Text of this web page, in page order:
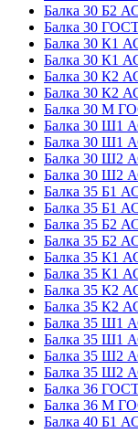
Балка 30 Б2
Балка 30
Балка 30 К1
Балка 30 К1
Балка 30 К2
Балка 30 К2
Балка 30 М
Балка 30 Ш1
Балка 30 Ш1
Балка 30 Ш2
Балка 30 Ш2
Балка 35 Б1
Балка 35 Б1
Балка 35 Б2
Балка 35 Б2
Балка 35 К1
Балка 35 К1
Балка 35 К2
Балка 35 К2
Балка 35 Ш1
Балка 35 Ш1
Балка 35 Ш2
Балка 35 Ш2
Балка 36
Балка 36 М
Балка 40 Б1